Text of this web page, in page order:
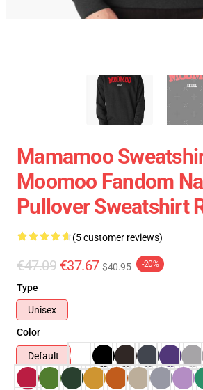
Mamamoo
Moomoo Fandom
Pullover Sweatshirt
(5 customer reviews)
€47.09 €37.67 $40.95 -20%
Type
Unisex
Color
Default